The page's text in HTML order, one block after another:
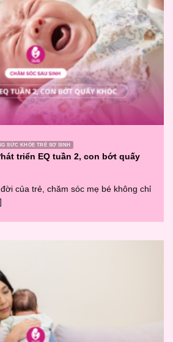
SỨC KHỎE TRẺ SƠ SINH
triển EQ tuần 2, con bớt quấy
của trẻ, chăm sóc mẹ bé không chỉ